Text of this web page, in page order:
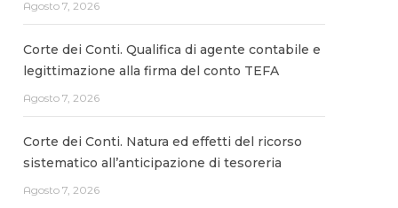
Agosto 7, 2026
Corte dei Conti. Qualifica di agente contabile e
legittimazione alla firma del conto TEFA
Agosto 7, 2026
Corte dei Conti. Natura ed effetti del ricorso
sistematico all’anticipazione di tesoreria
Agosto 7, 2026